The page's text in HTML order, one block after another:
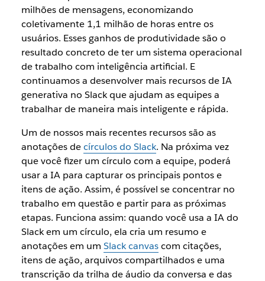
milhões de mensagens, economizando
coletivamente 1,1 milhão de horas entre os
usuários. Esses ganhos de produtividade são o
resultado concreto de ter um sistema operacional
de trabalho com inteligência artificial. E
continuamos a desenvolver mais recursos de IA
generativa no Slack que ajudam as equipes a
trabalhar de maneira mais inteligente e rápida.
Um de nossos mais recentes recursos são as
anotações decírculos do Slack. Na próxima vez
que você fizer um círculo com a equipe, poderá
usar a IA para capturar os principais pontos e
itens de ação. Assim, é possível se concentrar no
trabalho em questão e partir para as próximas
etapas. Funciona assim: quando você usa a IA do
Slack em um círculo, ela cria um resumo e
anotações em um Slack canvascom citações,
itens de ação, arquivos compartilhados e uma
transcrição da trilha de áudio da conversa e das